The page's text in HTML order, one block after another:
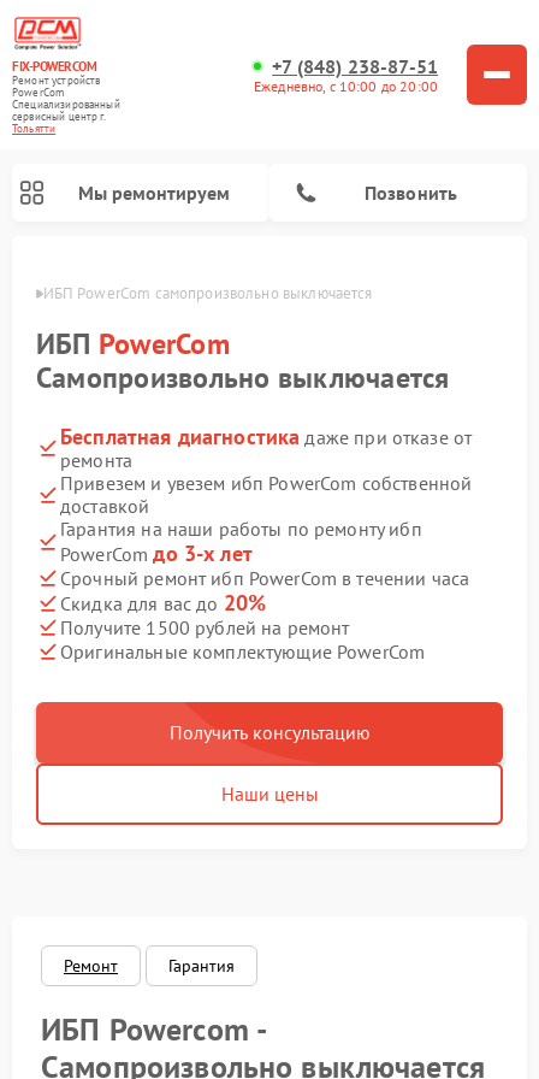
FIX-POWERCOM
Ремонт устройств
PowerCom
Специализированный
cервисный центр г.
Тольятти
+7 (848) 238-87-51
Ежедневно, с 10:00 до 20:00
Мы ремонтируем Позвонить
ИБП PowerCom самопроизвольно выключается
ИБП PowerCom
Самопроизвольно выключается
Бесплатная диагностика даже при отказе от
ремонта
Привезем и увезем ибп PowerCom собственной
доставкой
Гарантия на наши работы по ремонту ибп
PowerComдо 3-х лет
Срочный ремонт ибп PowerCom в течении часа
Скидка для вас до 20%
Получите 1500 рублей на ремонт
Оригинальные комплектующие PowerCom
Получить консультацию
Наши цены
Ремонт Гарантия
ИБП Powercom -
Самопроизвольно выключается